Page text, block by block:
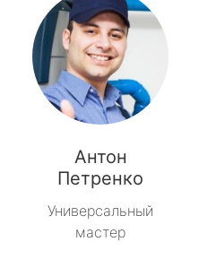
Антон
Петренко
Универсальный
мастер